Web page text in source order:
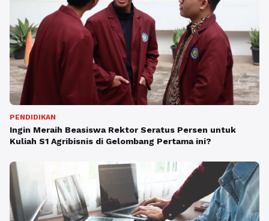
PENDIDIKAN
Ingin Meraih Beasiswa Rektor Seratus Persen untuk
Kuliah S1 Agribisnis di Gelombang Pertama ini?